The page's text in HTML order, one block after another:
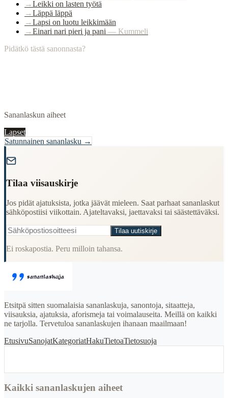
→Leikki on lasten työtä
→Läppä läppä
→Lapsi on luotu leikkimään
→Einari nari pieri ja pani — Kummeli
Pidätkö tästä sanonnasta?
Sananlaskun aiheet
Lapset
Satunnainen sananlasku →
Tilaa viisauskirje
Jos pidät ajatuksista, jotka jäävät mieleen. Saat parhaat sananlaskut
sähköpostiisi viikottain. Ajateltavaksi, jaettavaksi tai säästettäväksi.
Tilaa uutiskirje
Ei roskapostia. Peru milloin tahansa.
Etsitpä sitten suomalaisia sananlaskuja, sanontoja, sitaatteja,
viisauksia, ajatuksia, aforismeja tai voimalauseita. Meillä on kaikki
ne tarjolla. Tervetuloa sananlaskujen ihanaan maailmaan!
EtusivuSanojatKategoriatHakuTietoaTietosuoja
Kaikki sananlaskujen aiheet